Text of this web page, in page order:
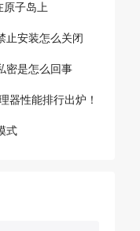
子岛上
止安装怎么关闭
密是怎么回事
器性能排行出炉！
式